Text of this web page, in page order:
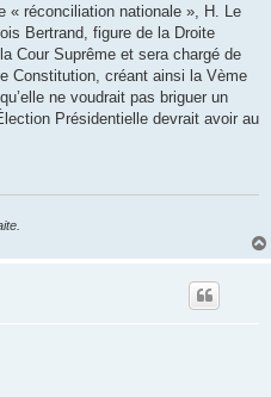
« réconciliation nationale », H. Le
Bertrand, figure de la Droite
Cour Suprême et sera chargé de
Constitution, créant ainsi la Vème
ne voudrait pas briguer un
Présidentielle devrait avoir au